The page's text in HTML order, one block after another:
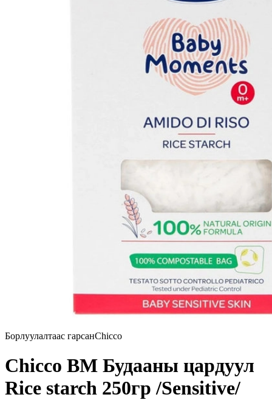
Борлуулалтаас гарсанChicco
Chicco BM Будааны цардуул
Rice starch 250гр /Sensitive/